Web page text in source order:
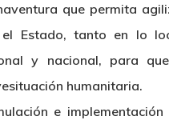
que permita
el Estado, tanto en lo
y nacional, para
humanitaria.
e